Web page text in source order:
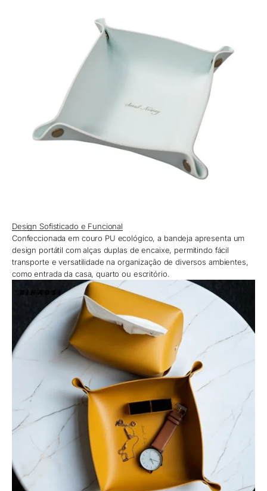
Design Sofisticado e Funcional
Confeccionada em couro PU ecológico, a bandeja apresenta um
design portátil com alças duplas de encaixe, permitindo fácil
transporte e versatilidade na organização de diversos ambientes,
como entrada da casa, quarto ou escritório.